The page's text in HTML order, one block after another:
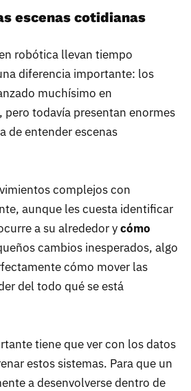
escenas cotidianas
robótica llevan tiempo
diferencia importante: los
muchísimo en
, pero todavía presentan enormes
de entender escenas
complejos con
aunque les cuesta identificar
a su alrededor ycómo
cambios inesperados, algo
cómo mover las
del todo qué se está
tiene que ver con los datos
estos sistemas. Para que un
a desenvolverse dentro de